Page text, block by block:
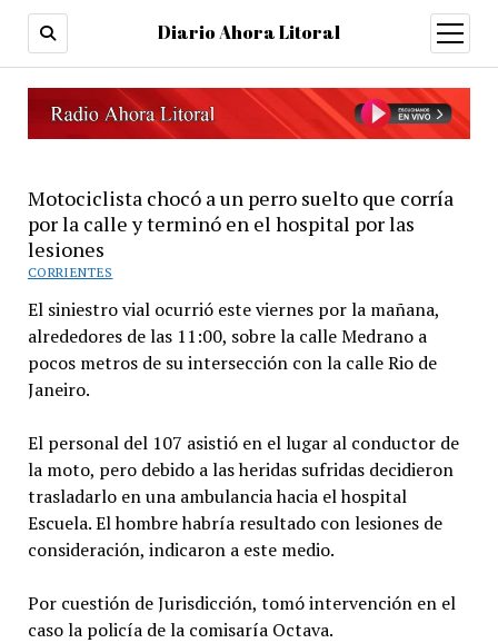
Diario Ahora Litoral
open
menu
Motociclista chocó a un perro suelto que corría
por la calle y terminó en el hospital por las
lesiones
CORRIENTES
El siniestro vial ocurrió este viernes por la mañana,
alrededores de las 11:00, sobre la calle Medrano a
pocos metros de su intersección con la calle Rio de
Janeiro.
El personal del 107 asistió en el lugar al conductor de
la moto, pero debido a las heridas sufridas decidieron
trasladarlo en una ambulancia hacia el hospital
Escuela. El hombre habría resultado con lesiones de
consideración, indicaron a este medio.
Por cuestión de Jurisdicción, tomó intervención en el
caso la policía de la comisaría Octava.